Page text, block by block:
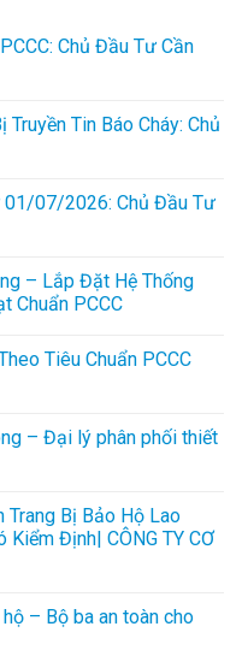
Chủ Đầu Tư Cần
Tin Báo Cháy: Chủ
01/07/2026: Chủ Đầu Tư
– Lắp Đặt Hệ Thống
Chuẩn PCCC
Tiêu Chuẩn PCCC
– Đại lý phân phối thiết
Trang Bị Bảo Hộ Lao
Định| CÔNG TY CƠ
– Bộ ba an toàn cho